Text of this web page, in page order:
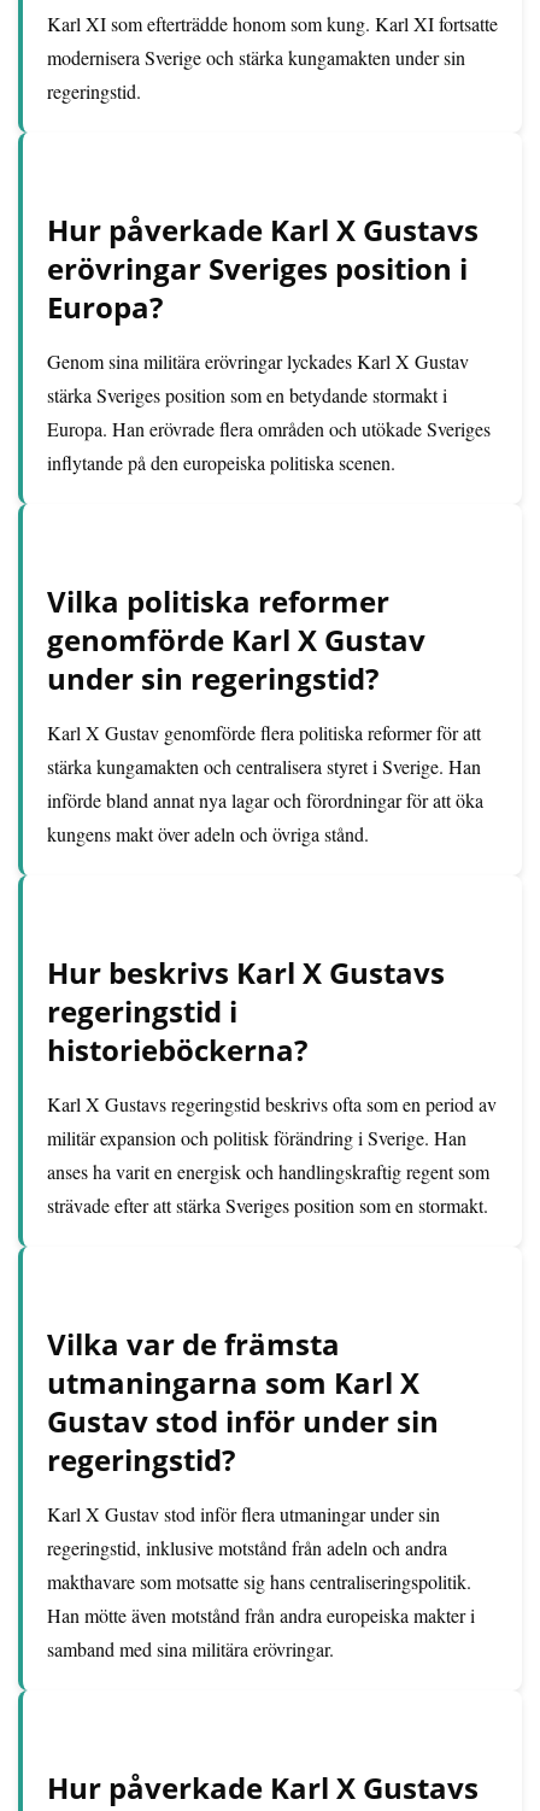
Karl XI som efterträdde honom som kung. Karl XI fortsatte
modernisera Sverige och stärka kungamakten under sin
regeringstid.
Hur påverkade Karl X Gustavs
erövringar Sveriges position i
Europa?
Genom sina militära erövringar lyckades Karl X Gustav
stärka Sveriges position som en betydande stormakt i
Europa. Han erövrade flera områden och utökade Sveriges
inflytande på den europeiska politiska scenen.
Vilka politiska reformer
genomförde Karl X Gustav
under sin regeringstid?
Karl X Gustav genomförde flera politiska reformer för att
stärka kungamakten och centralisera styret i Sverige. Han
införde bland annat nya lagar och förordningar för att öka
kungens makt över adeln och övriga stånd.
Hur beskrivs Karl X Gustavs
regeringstid i
historieböckerna?
Karl X Gustavs regeringstid beskrivs ofta som en period av
militär expansion och politisk förändring i Sverige. Han
anses ha varit en energisk och handlingskraftig regent som
strävade efter att stärka Sveriges position som en stormakt.
Vilka var de främsta
utmaningarna som Karl X
Gustav stod inför under sin
regeringstid?
Karl X Gustav stod inför flera utmaningar under sin
regeringstid, inklusive motstånd från adeln och andra
makthavare som motsatte sig hans centraliseringspolitik.
Han mötte även motstånd från andra europeiska makter i
samband med sina militära erövringar.
Hur påverkade Karl X Gustavs